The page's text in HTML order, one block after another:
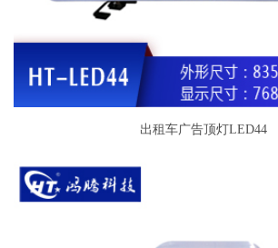
出租车广告顶灯LED44